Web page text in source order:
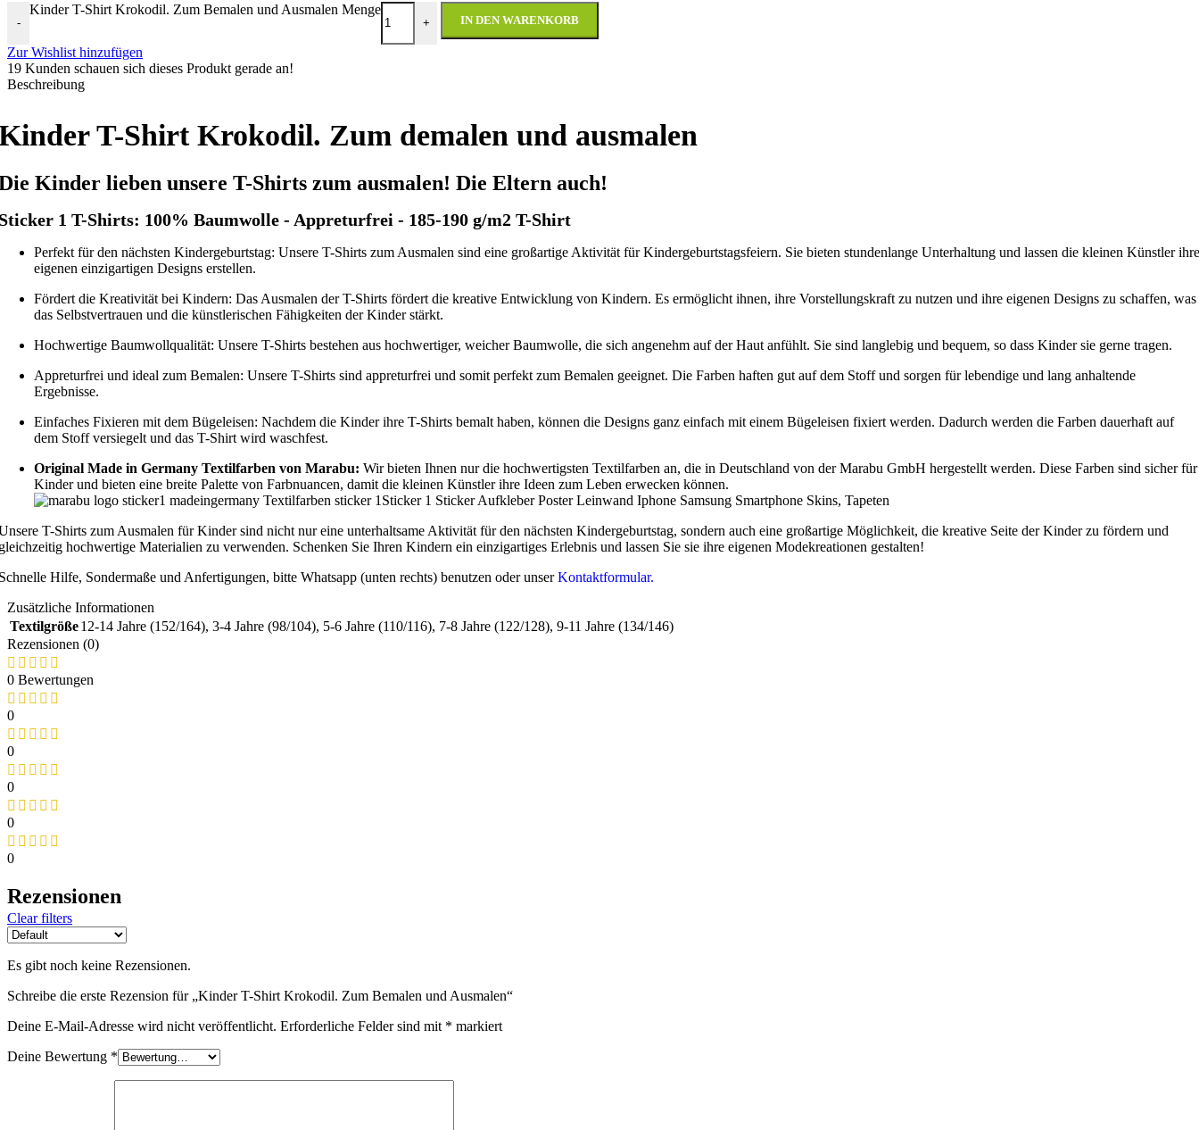
-
Kinder T-Shirt Krokodil. Zum Bemalen und Ausmalen Menge
+ IN DEN WARENKORB
Zur Wishlist hinzufügen
19 Kunden schauen sich dieses Produkt gerade an!
Beschreibung
T-Shirt Krokodil. Zum demalen und ausmalen
Kinder lieben unsere T-Shirts zum ausmalen! Die Eltern auch!
1 T-Shirts: 100% Baumwolle - Appreturfrei - 185-190 g/m2 T-Shirt
Perfekt für den nächsten Kindergeburtstag: Unsere T-Shirts zum Ausmalen sind eine großartige Aktivität für Kindergeburtstagsfeiern. Sie bieten stundenlange Unterhaltung und lassen die kleinen Künstler ihre
eigenen einzigartigen Designs erstellen.
Fördert die Kreativität bei Kindern: Das Ausmalen der T-Shirts fördert die kreative Entwicklung von Kindern. Es ermöglicht ihnen, ihre Vorstellungskraft zu nutzen und ihre eigenen Designs zu schaffen, was
das Selbstvertrauen und die künstlerischen Fähigkeiten der Kinder stärkt.
Hochwertige Baumwollqualität: Unsere T-Shirts bestehen aus hochwertiger, weicher Baumwolle, die sich angenehm auf der Haut anfühlt. Sie sind langlebig und bequem, so dass Kinder sie gerne tragen.
Appreturfrei und ideal zum Bemalen: Unsere T-Shirts sind appreturfrei und somit perfekt zum Bemalen geeignet. Die Farben haften gut auf dem Stoff und sorgen für lebendige und lang anhaltende
Ergebnisse.
Einfaches Fixieren mit dem Bügeleisen: Nachdem die Kinder ihre T-Shirts bemalt haben, können die Designs ganz einfach mit einem Bügeleisen fixiert werden. Dadurch werden die Farben dauerhaft auf
dem Stoff versiegelt und das T-Shirt wird waschfest.
Original Made in Germany Textilfarben von Marabu: Wir bieten Ihnen nur die hochwertigsten Textilfarben an, die in Deutschland von der Marabu GmbH hergestellt werden. Diese Farben sind sicher für
Kinder und bieten eine breite Palette von Farbnuancen, damit die kleinen Künstler ihre Ideen zum Leben erwecken können.
T-Shirts zum Ausmalen für Kinder sind nicht nur eine unterhaltsame Aktivität für den nächsten Kindergeburtstag, sondern auch eine großartige Möglichkeit, die kreative Seite der Kinder zu fördern und
hochwertige Materialien zu verwenden. Schenken Sie Ihren Kindern ein einzigartiges Erlebnis und lassen Sie sie ihre eigenen Modekreationen gestalten!
Hilfe, Sondermaße und Anfertigungen, bitte Whatsapp (unten rechts) benutzen oder unserKontaktformular.
Zusätzliche Informationen
Textilgröße12-14 Jahre (152/164), 3-4 Jahre (98/104), 5-6 Jahre (110/116), 7-8 Jahre (122/128), 9-11 Jahre (134/146)
Rezensionen (0)
0 Bewertungen
0
0
0
0
0
Rezensionen
Clear filters
Es gibt noch keine Rezensionen.
Schreibe die erste Rezension für „Kinder T-Shirt Krokodil. Zum Bemalen und Ausmalen“
Deine E-Mail-Adresse wird nicht veröffentlicht. Erforderliche Felder sind mit * markiert
Deine Bewertung *